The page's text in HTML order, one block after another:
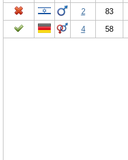
83
2
58
4